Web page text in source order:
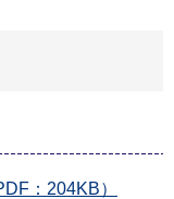
：204KB）